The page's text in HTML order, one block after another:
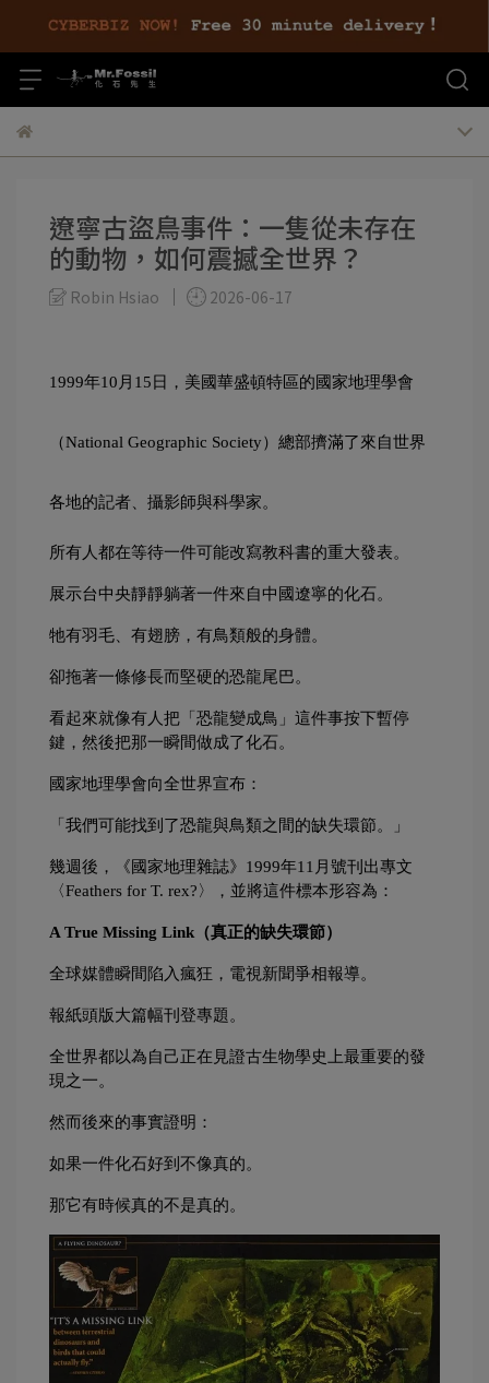
遼寧古盜鳥事件：一隻從未存在
的動物，如何震撼全世界？
Robin Hsiao 2026-06-17
1999年10月15日，美國華盛頓特區的國家地理學會
（National Geographic Society）總部擠滿了來自世界
各地的記者、攝影師與科學家。
所有人都在等待一件可能改寫教科書的重大發表。
展示台中央靜靜躺著一件來自中國遼寧的化石。
牠有羽毛、有翅膀，有鳥類般的身體。
卻拖著一條修長而堅硬的恐龍尾巴。
看起來就像有人把「恐龍變成鳥」這件事按下暫停
鍵，然後把那一瞬間做成了化石。
國家地理學會向全世界宣布：
「我們可能找到了恐龍與鳥類之間的缺失環節。」
幾週後，《國家地理雜誌》1999年11月號刊出專文
〈Feathers for T. rex?〉，並將這件標本形容為：
A True Missing Link（真正的缺失環節）
全球媒體瞬間陷入瘋狂，電視新聞爭相報導。
報紙頭版大篇幅刊登專題。
全世界都以為自己正在見證古生物學史上最重要的發
現之一。
然而後來的事實證明：
如果一件化石好到不像真的。
那它有時候真的不是真的。